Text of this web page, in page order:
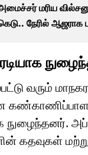
மரிய
நேரில் ஆஜராக
வரும்
நுழைந்தனர்.
கதவுகள்